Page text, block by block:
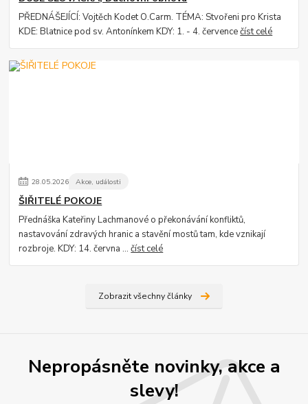
PŘEDNÁŠEJÍCÍ: Vojtěch Kodet O.Carm. TÉMA: Stvořeni pro Krista
KDE: Blatnice pod sv. Antonínkem KDY: 1. - 4. červencečíst celé
28.05.2026 Akce, události
ŠIŘITELÉ POKOJE
Přednáška Kateřiny Lachmanové o překonávání konfliktů,
nastavování zdravých hranic a stavění mostů tam, kde vznikají
rozbroje. KDY: 14. června ...číst celé
Zobrazit všechny články
Nepropásněte novinky, akce a
slevy!